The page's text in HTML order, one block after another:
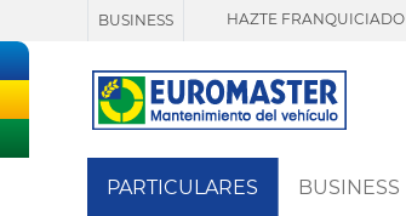
BUSINESS HAZTE FRANQUICIADO
PARTICULARES BUSINESS